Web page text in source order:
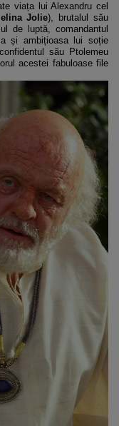
viața lui Alexandru cel
Jolie), brutalul său
de luptă, comandantul
și ambițioasa lui soție
său Ptolemeu
acestei fabuloase file